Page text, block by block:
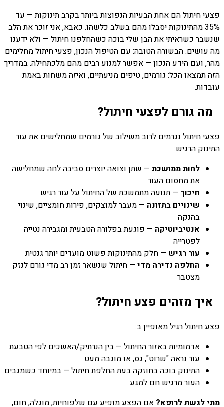
פצעי חיתול הם אחת הבעיות הנפוצות ביותר בקרב תינוקות — עד
35% מהתינוקות יסבלו מהם בשלב כלשהו. כאבא, אני זוכר את הלב
שנשבר כשראיתי את הבן שלי בוכה כשהחלפנו חיתול — ולא ידענו
מה עושים. הבשורה הטובה: עם הטיפול הנכון, פצעי חיתול מחלימים
מהר, ועם הידע הנכון — אפשר למנוע רבים מהם מלכתחילה. במדריך
הזה תמצאו הכל: גורמים, טיפים מניעתיים, ואיזה משחות באמת
עובדות.
מה גורם לפצעי חיתול?
פצעי חיתול נגרמים לרוב משילוב של גורמים שמחלישים את עור
התינוק הרגיש:
לחות ממושכת — שתן וצואה יוצרים סביבה לחה שמחלישה
את מחסום העור
חיכוך — תנועה מתמשכת של החיתול על עור רגיש
שינויים בתזונה — מעבר למוצקים, פירות חומציים, שינוי
בהנקה
אנטיביוטיקה — פוגעת בפלורה הטבעית ומגבירה נטייה
לפטרייה
עור רגיש — חלק מהתינוקות פשוט מועדים יותר גנטית
החלפה נדירה מדי — חיתול שנשאר זמן רב מדי גורם לנזק
מצטבר
איך מזהים פצע חיתול?
פצע חיתול רגיל מאופיין ב:
אדמומיות באזור החיתול — בין הנרתיק/האשכים לפי הטבעת
עור נראה "שרוט", גס, או מוגבה מעט
התינוק בוכה בחוזקה בעת החלפת חיתול — במיוחד כשמגבים
העור מרגיש חם למגע
מתי לגשת לרופא? אם הפצע מופיע עם שלפוחיות, מוגלה, חום,